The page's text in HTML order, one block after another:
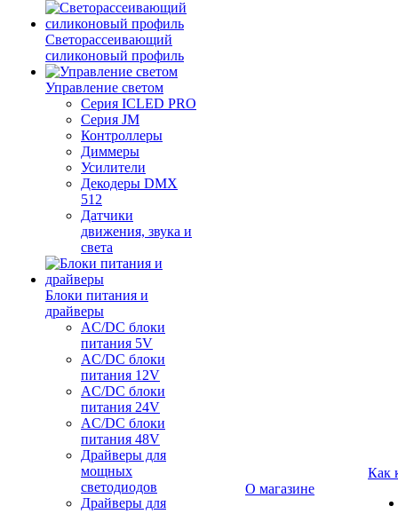
Светорассеивающий
силиконовый профиль
Управление светом
Серия ICLED PRO
Серия JM
Контроллеры
Диммеры
Усилители
Декодеры DMX
512
Датчики
движения, звука и
света
Блоки питания и
драйверы
AC/DC блоки
питания 5V
AC/DC блоки
питания 12V
AC/DC блоки
питания 24V
AC/DC блоки
питания 48V
Драйверы для
мощных
светодиодов
Драйверы для
О магазине
Как